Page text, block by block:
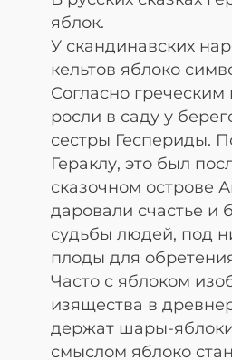
яблок.
У скандинавских
кельтов яблоко
Согласно
росли в саду у
сестры Геспериды.
Гераклу, это был
сказочном острове
даровали счастье и
судьбы людей, под
плоды для
Часто с яблоком
изящества в
держат шары-
смыслом яблоко